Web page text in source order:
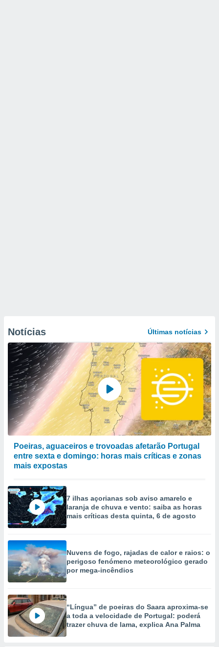
Notícias Últimas notícias
Poeiras, aguaceiros e trovoadas afetarão Portugal
entre sexta e domingo: horas mais críticas e zonas
mais expostas
7 ilhas açorianas sob aviso amarelo e
laranja de chuva e vento: saiba as horas
mais críticas desta quinta, 6 de agosto
Nuvens de fogo, rajadas de calor e raios: o
perigoso fenómeno meteorológico gerado
por mega-incêndios
“Língua” de poeiras do Saara aproxima-se
a toda a velocidade de Portugal: poderá
trazer chuva de lama, explica Ana Palma